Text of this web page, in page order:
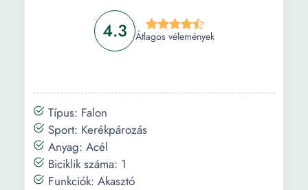
4.3 Átlagos vélemények
Típus: Falon
Sport: Kerékpározás
Anyag: Acél
Biciklik száma: 1
Funkciók: Akasztó